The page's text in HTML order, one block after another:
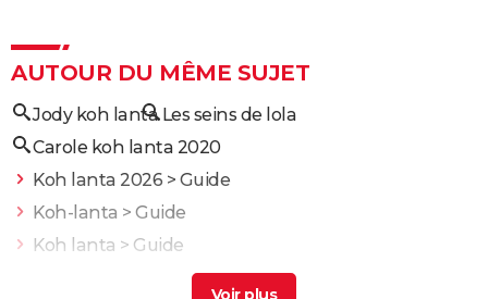
AUTOUR DU MÊME SUJET
Jody koh lanta Les seins de lola
Carole koh lanta 2020
Koh lanta 2026 > Guide
Koh-lanta > Guide
Koh lanta > Guide
Bertrand kamal koh lanta> Guide